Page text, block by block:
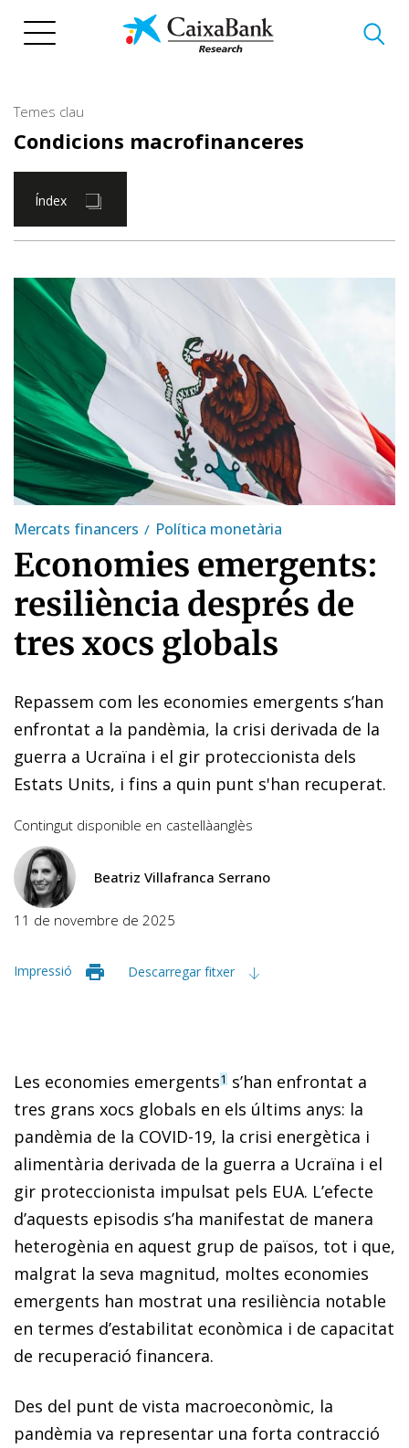
Temes clau
Condicions macrofinanceres
Índex
Mercats financers Política monetària
Economies emergents:
resiliència després de
tres xocs globals
Repassem com les economies emergents s’han
enfrontat a la pandèmia, la crisi derivada de la
guerra a Ucraïna i el gir proteccionista dels
Estats Units, i fins a quin punt s'han recuperat.
Contingut disponible en castellàanglès
Beatriz Villafranca Serrano
11 de novembre de 2025
Impressió Descarregar fitxer
Les economies emergents1 s’han enfrontat a
tres grans xocs globals en els últims anys: la
pandèmia de la COVID-19, la crisi energètica i
alimentària derivada de la guerra a Ucraïna i el
gir proteccionista impulsat pels EUA. L’efecte
d’aquests episodis s’ha manifestat de manera
heterogènia en aquest grup de països, tot i que,
malgrat la seva magnitud, moltes economies
emergents han mostrat una resiliència notable
en termes d’estabilitat econòmica i de capacitat
de recuperació financera.
Des del punt de vista macroeconòmic, la
pandèmia va representar una forta contracció